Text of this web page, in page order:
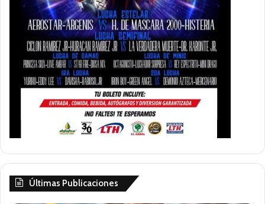
Últimas Publicaciones